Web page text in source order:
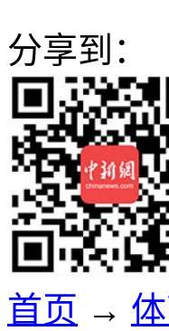
分享到：
首页 →